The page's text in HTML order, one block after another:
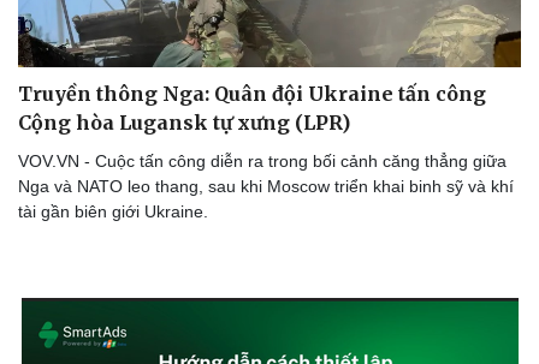
Truyền thông Nga: Quân đội Ukraine tấn công
Cộng hòa Lugansk tự xưng (LPR)
VOV.VN - Cuộc tấn công diễn ra trong bối cảnh căng thẳng giữa
Nga và NATO leo thang, sau khi Moscow triển khai binh sỹ và khí
tài gần biên giới Ukraine.